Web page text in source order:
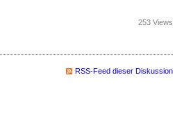
253 Views
RSS-Feed dieser Diskussion